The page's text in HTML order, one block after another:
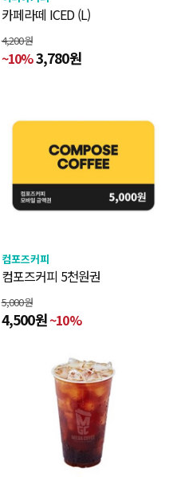
카페라떼 ICED (L)
4,200원
~10%3,780원
컴포즈커피
컴포즈커피 5천원권
5,000원
4,500원~10%